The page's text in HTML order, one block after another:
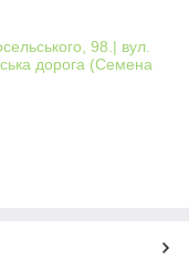
98.| вул.
дорога (Семена